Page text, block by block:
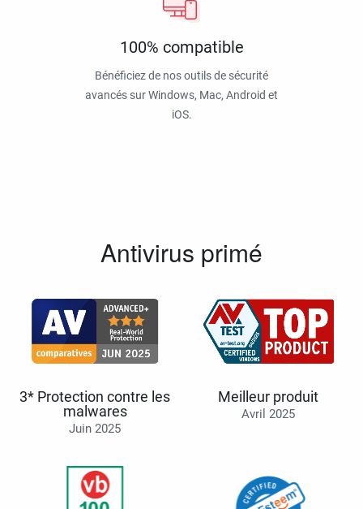
100% compatible
Bénéficiez de nos outils de sécurité
avancés sur Windows, Mac, Android et
iOS.
Antivirus primé
3* Protection contre les
malwares
Juin 2025
Meilleur produit
Avril 2025